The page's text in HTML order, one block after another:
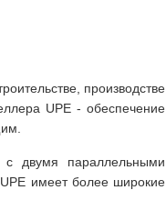
производстве
UPE - обеспечение
с двумя параллельными
имеет более широкие